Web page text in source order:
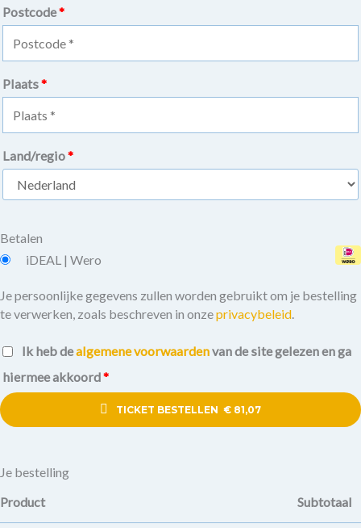
Postcode*
Plaats*
Land/regio*
Betalen
iDEAL | Wero
Je persoonlijke gegevens zullen worden gebruikt om je bestelling
te verwerken, zoals beschreven in onzeprivacybeleid.
Ik heb dealgemene voorwaardenvan de site gelezen en ga
hiermee akkoord*
TICKET BESTELLEN € 81,07
Je bestelling
Product
Subtotaal